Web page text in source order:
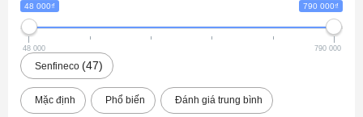
48 000₫ 790 000₫
48 000 790 000
Senfineco 47
Mặc định Phổ biến Đánh giá trung bình